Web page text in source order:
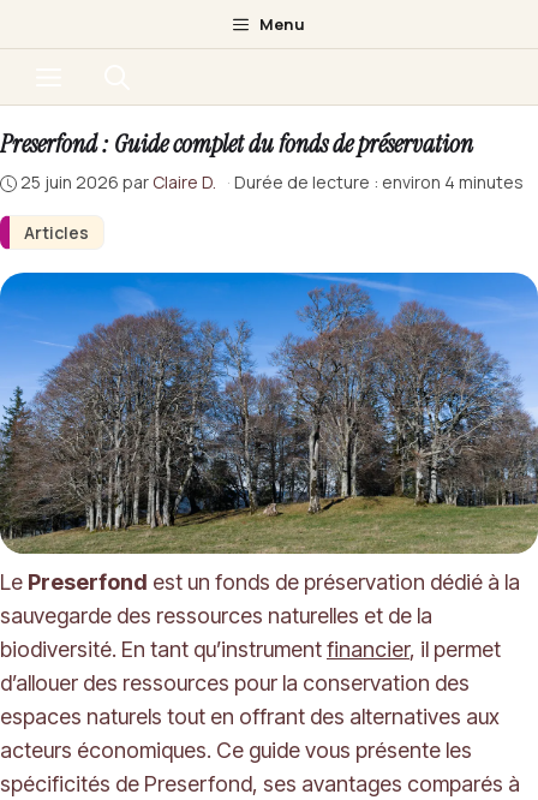
au
Menu
Articles
Preserfond : Guide complet du fonds de préservation
25 juin 2026 par Claire D. · Durée de lecture : environ 4 minutes
Le Preserfond est un fonds de préservation dédié à la
sauvegarde des ressources naturelles et de la
biodiversité. En tant qu’instrumentfinancier, il permet
d’allouer des ressources pour la conservation des
espaces naturels tout en offrant des alternatives aux
acteurs économiques. Ce guide vous présente les
spécificités de Preserfond, ses avantages comparés à